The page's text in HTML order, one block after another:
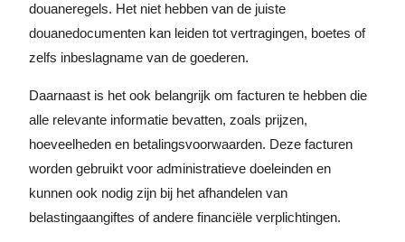
douaneregels. Het niet hebben van de juiste
douanedocumenten kan leiden tot vertragingen, boetes of
zelfs inbeslagname van de goederen.
Daarnaast is het ook belangrijk om facturen te hebben die
alle relevante informatie bevatten, zoals prijzen,
hoeveelheden en betalingsvoorwaarden. Deze facturen
worden gebruikt voor administratieve doeleinden en
kunnen ook nodig zijn bij het afhandelen van
belastingaangiftes of andere financiële verplichtingen.